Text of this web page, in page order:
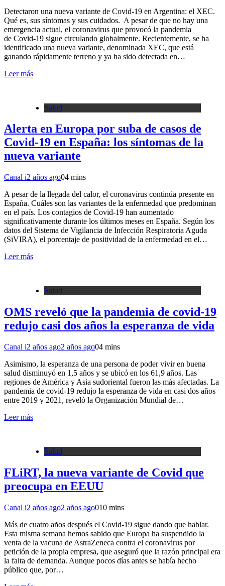
Detectaron una nueva variante de Covid-19 en Argentina: el XEC.
Qué es, sus síntomas y sus cuidados. A pesar de que no hay una
emergencia actual, el coronavirus que provocó la pandemia
de Covid-19 sigue circulando globalmente. Recientemente, se ha
identificado una nueva variante, denominada XEC, que está
ganando rápidamente terreno y ya ha sido detectada en…
Leer más
Salud
Alerta en Europa por suba de casos de
Covid-19 en España: los síntomas de la
nueva variante
Canal i2 años ago04 mins
A pesar de la llegada del calor, el coronavirus continúa presente en
España. Cuáles son las variantes de la enfermedad que predominan
en el país. Los contagios de Covid-19 han aumentado
significativamente durante los últimos meses en España. Según los
datos del Sistema de Vigilancia de Infección Respiratoria Aguda
(SiVIRA), el porcentaje de positividad de la enfermedad en el…
Leer más
Salud
OMS reveló que la pandemia de covid-19
redujo casi dos años la esperanza de vida
Canal i2 años ago2 años ago04 mins
Asimismo, la esperanza de una persona de poder vivir en buena
salud disminuyó en 1,5 años y se ubicó en los 61,9 años. Las
regiones de América y Asia sudoriental fueron las más afectadas. La
pandemia de covid-19 redujo la esperanza de vida en casi dos años
entre 2019 y 2021, reveló la Organización Mundial de…
Leer más
Salud
FLiRT, la nueva variante de Covid que
preocupa en EEUU
Canal i2 años ago2 años ago010 mins
Más de cuatro años después el Covid-19 sigue dando que hablar.
Esta misma semana hemos sabido que Europa ha suspendido la
venta de la vacuna de AstraZeneca contra el coronavirus por
petición de la propia empresa, que aseguró que la razón principal era
la falta de demanda. Aunque pocos días antes se había hecho
público que, por…